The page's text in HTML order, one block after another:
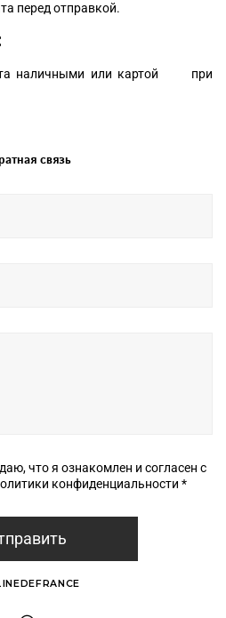
перед отправкой.
наличными или картой при
связь
что я ознакомлен и согласен с
условиями оферты и политики конфиденциальности *